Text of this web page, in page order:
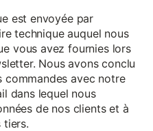
est envoyée par
technique auquel nous
vous avez fournies lors
Nous avons conclu
avec notre
dans lequel nous
de nos clients et à
tiers.